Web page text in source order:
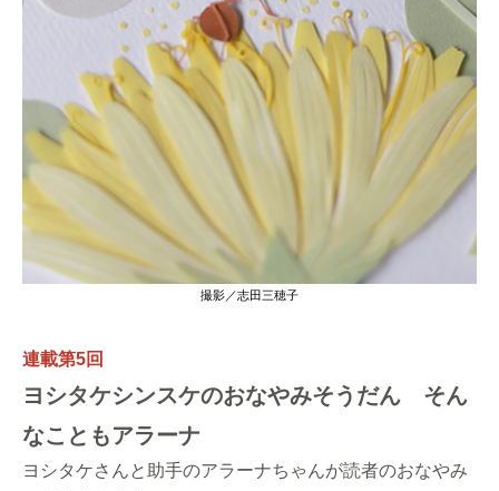
撮影／志田三穂子
連載第5回
ヨシタケシンスケのおなやみそうだん そん
なこともアラーナ
ヨシタケさんと助手のアラーナちゃんが読者のおなやみ